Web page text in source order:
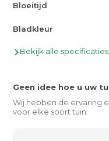
Bloeitijd
Bladkleur
Bekijk alle specificaties
Geen idee hoe u uw
Wij hebben de ervaring
voor elke soort tuin.